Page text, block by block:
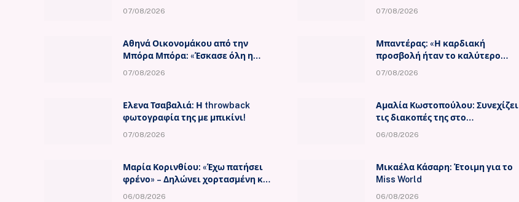
media
07/08/2026
Ελένης Φωτοπούλου
07/08/2026
Αθηνά Οικονομάκου από την
Μπόρα Μπόρα: «Έσκασε όλη η
κούραση του χειμώνα»
07/08/2026
Μπαντέρας: «Η καρδιακή
προσβολή ήταν το καλύτερο
πράγμα που μου συνέβη»
07/08/2026
Ελενα Τσαβαλιά: Η throwback
φωτογραφία της με μπικίνι!
07/08/2026
Αμαλία Κωστοπούλου: Συνεχίζει
τις διακοπές της στο
κοσμοπολίτικο Κάπρι
06/08/2026
Μαρία Κορινθίου: «Έχω πατήσει
φρένο» – Δηλώνει χορτασμένη και
μπουχτισμένη!
06/08/2026
Μικαέλα Κάσαρη: Έτοιμη για το
Miss World
06/08/2026